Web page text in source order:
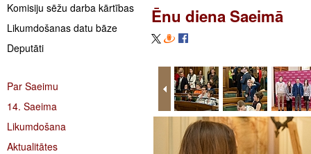
Komisiju sēžu darba kārtības
Likumdošanas datu bāze
Deputāti
Par Saeimu
14. Saeima
Likumdošana
Aktualitātes
Ēnu diena Saeimā